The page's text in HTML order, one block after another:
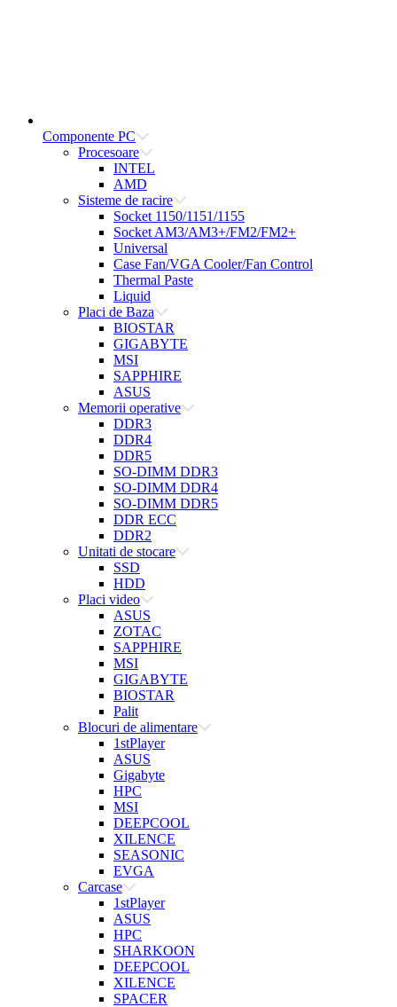
Componente PC
Procesoare
INTEL
AMD
Sisteme de racire
Socket 1150/1151/1155
Socket AM3/AM3+/FM2/FM2+
Universal
Case Fan/VGA Cooler/Fan Control
Thermal Paste
Liquid
Placi de Baza
BIOSTAR
GIGABYTE
MSI
SAPPHIRE
ASUS
Memorii operative
DDR3
DDR4
DDR5
SO-DIMM DDR3
SO-DIMM DDR4
SO-DIMM DDR5
DDR ECC
DDR2
Unitati de stocare
SSD
HDD
Placi video
ASUS
ZOTAC
SAPPHIRE
MSI
GIGABYTE
BIOSTAR
Palit
Blocuri de alimentare
1stPlayer
ASUS
Gigabyte
HPC
MSI
DEEPCOOL
XILENCE
SEASONIC
EVGA
Carcase
1stPlayer
ASUS
HPC
SHARKOON
DEEPCOOL
XILENCE
SPACER